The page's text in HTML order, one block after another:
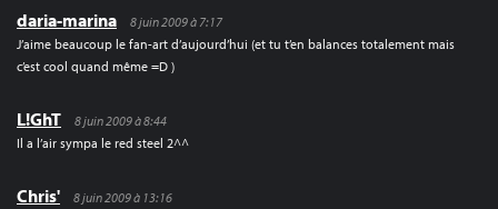
daria-marina
8 juin 2009 à 7:17
J’aime beaucoup le fan-art d’aujourd’hui (et tu t’en balances totalement mais
c’est cool quand même =D )
L!GhT
8 juin 2009 à 8:44
Il a l’air sympa le red steel 2^^
Chris'
8 juin 2009 à 13:16